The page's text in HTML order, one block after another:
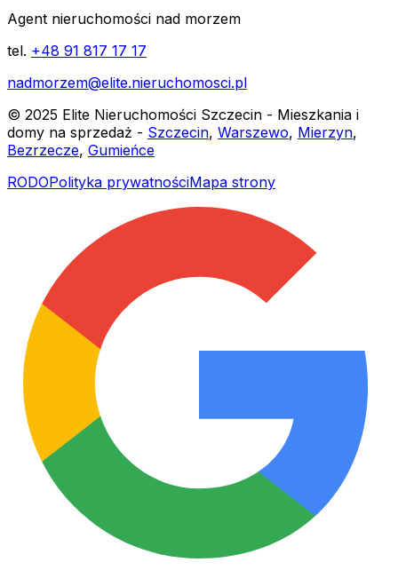
Agent nieruchomości nad morzem
tel. +48 91 817 17 17
nadmorzem@elite.nieruchomosci.pl
© 2025 Elite Nieruchomości Szczecin - Mieszkania i
domy na sprzedaż - Szczecin, Warszewo, Mierzyn,
Bezrzecze, Gumieńce
RODOPolityka prywatnościMapa strony